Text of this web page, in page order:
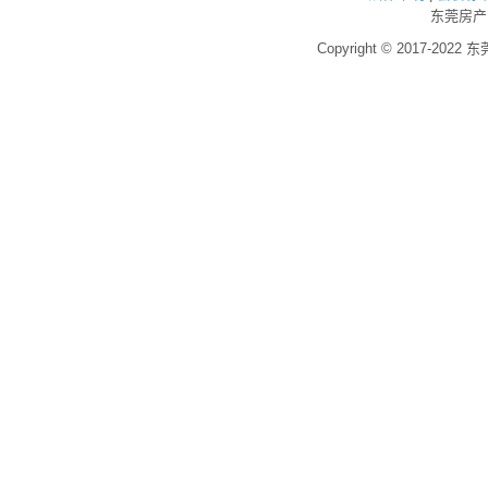
东莞房
Copyright © 2017-2022 东